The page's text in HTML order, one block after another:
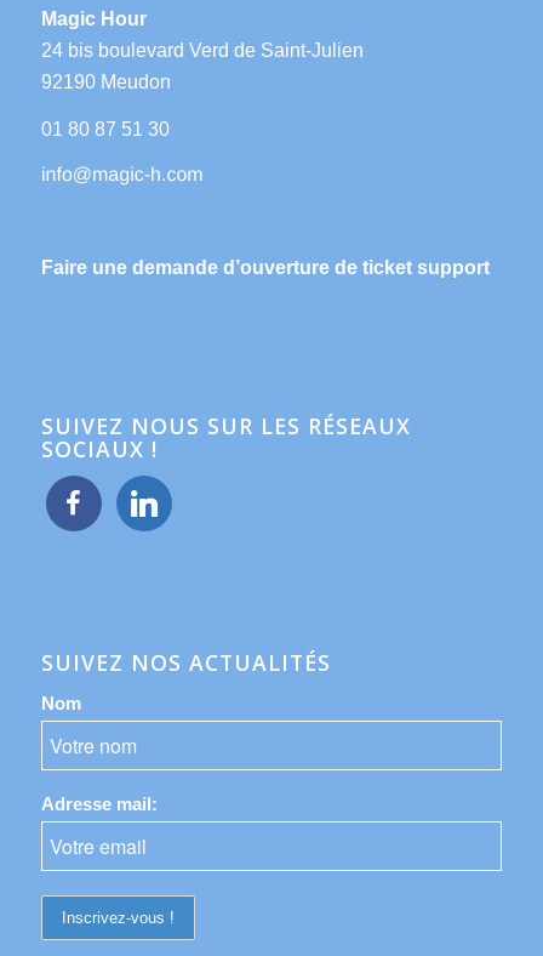
Magic Hour
24 bis boulevard Verd de Saint-Julien
92190 Meudon
01 80 87 51 30
Faire une demande d’ouverture de ticket support
SUIVEZ NOUS SUR LES RÉSEAUX
SOCIAUX !
facebook linkedin
SUIVEZ NOS ACTUALITÉS
Nom
Adresse mail: